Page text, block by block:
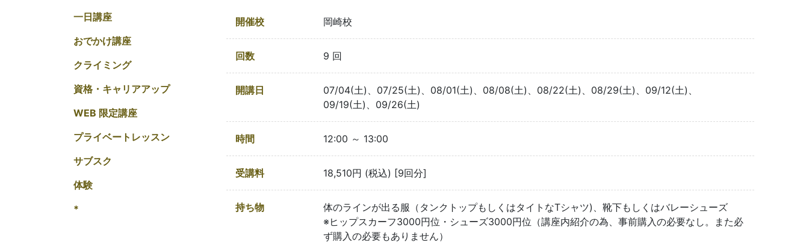
一日講座
おでかけ講座
クライミング
資格・キャリアアップ
WEB 限定講座
プライベートレッスン
サブスク
体験
*
開催校 岡崎校
回数 9 回
開講日
07/04(土)、07/25(土)、08/01(土)、08/08(土)、08/22(土)、08/29(土)、09/12(土)、
09/19(土)、09/26(土)
時間 12:00 ～ 13:00
受講料 18,510円 (税込) [9回分]
持ち物
体のラインが出る服（タンクトップもしくはタイトなTシャツ)、靴下もしくはバレーシューズ
※ヒップスカーフ3000円位・シューズ3000円位（講座内紹介の為、事前購入の必要なし。また必
ず購入の必要もありません）